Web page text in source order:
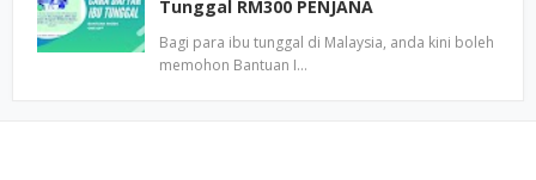
Tunggal RM300 PENJANA
Bagi para ibu tunggal di Malaysia, anda kini boleh
memohon Bantuan I…